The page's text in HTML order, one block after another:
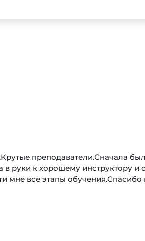
преподаватели.Сначала
в руки к хорошему инструктору и
мне все этапы